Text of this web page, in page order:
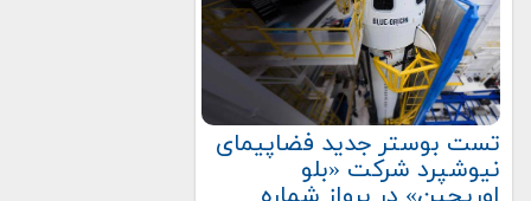
تست بوستر جدید فضاپیمای
نیوشپرد شرکت «بلو